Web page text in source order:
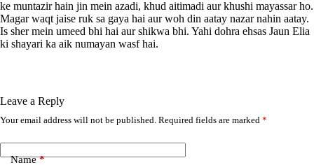
ke muntazir hain jin mein azadi, khud aitimadi aur khushi mayassar ho.
Magar waqt jaise ruk sa gaya hai aur woh din aatay nazar nahin aatay.
Is sher mein umeed bhi hai aur shikwa bhi. Yahi dohra ehsas Jaun Elia
ki shayari ka aik numayan wasf hai.
Leave a Reply
Your email address will not be published. Required fields are marked *
Name*
A
t
e